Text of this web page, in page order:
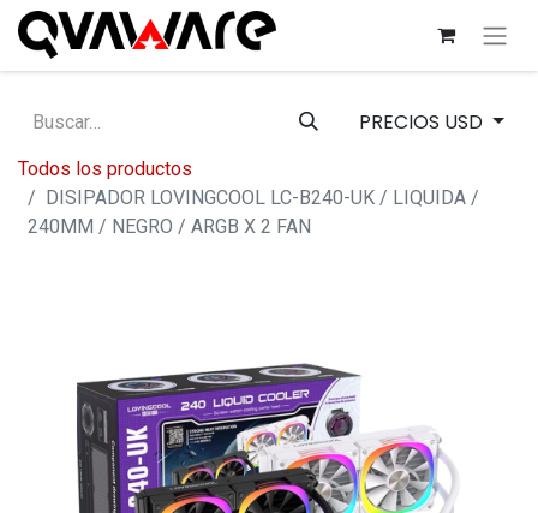
PRECIOS USD
Todos los productos
DISIPADOR LOVINGCOOL LC-B240-UK / LIQUIDA /
240MM / NEGRO / ARGB X 2 FAN